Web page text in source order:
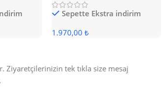
Sepette Ekstra indirim
1.970,00 ₺
tek tıkla size mesaj